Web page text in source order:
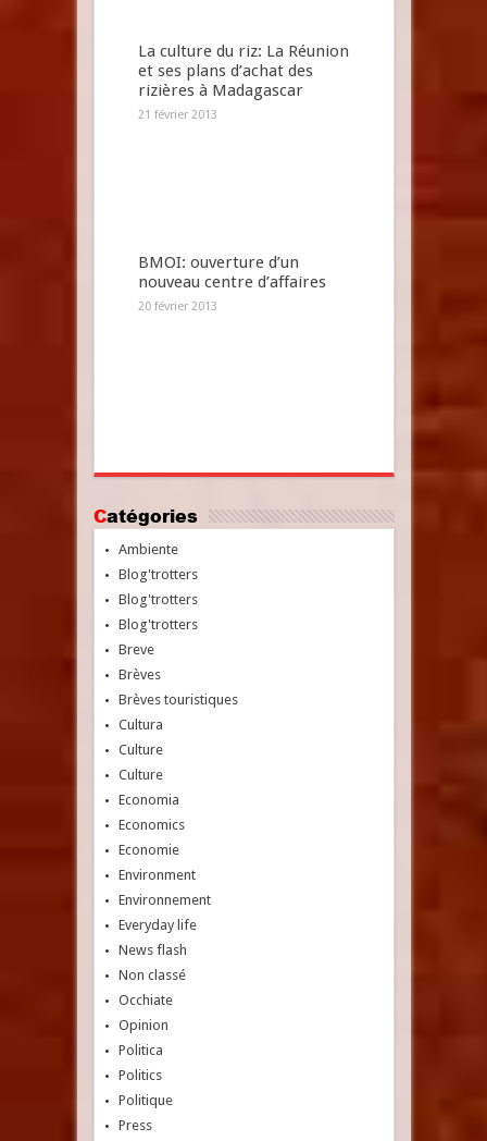
La culture du riz: La Réunion
et ses plans d’achat des
rizières à Madagascar
21 février 2013
BMOI: ouverture d’un
nouveau centre d’affaires
20 février 2013
Catégories
Ambiente
Blog'trotters
Blog'trotters
Blog'trotters
Breve
Brèves
Brèves touristiques
Cultura
Culture
Culture
Economia
Economics
Economie
Environment
Environnement
Everyday life
News flash
Non classé
Occhiate
Opinion
Politica
Politics
Politique
Press